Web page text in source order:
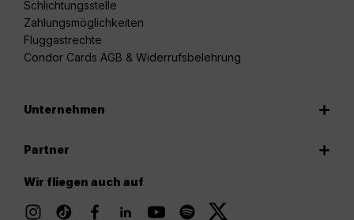
Schlichtungsstelle
Zahlungsmöglichkeiten
Fluggastrechte
Condor Cards AGB & Widerrufsbelehrung
Unternehmen
Partner
Wir fliegen auch auf